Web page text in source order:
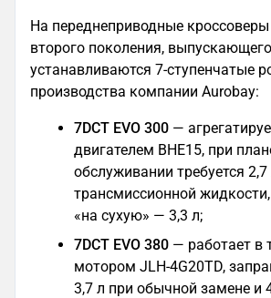
На переднеприводные кроссоверы
второго поколения,
устанавливаются 7-ступенчатые
производства компании Aurobay:
7DCT EVO 300 —
двигателем BHE15, при
обслуживании требуется 2,7
трансмиссионной
«на сухую» — 3,3 л;
7DCT EVO 380 — работает в
мотором JLH-4G20TD,
3,7 л при обычной замене и